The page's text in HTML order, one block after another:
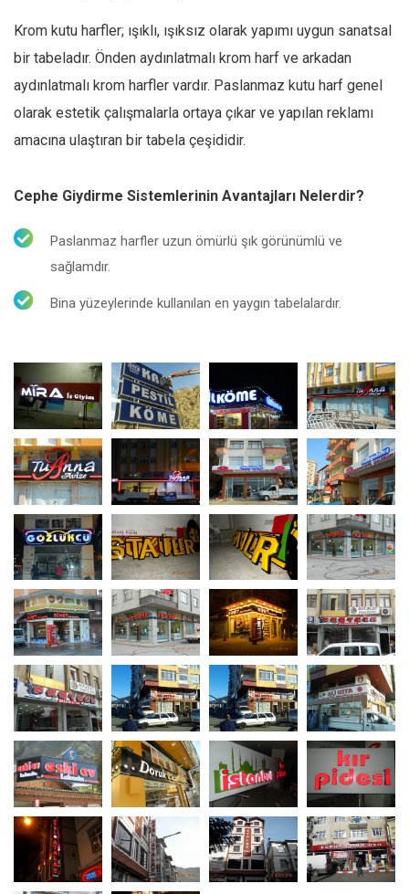
Krom kutu harfler; ışıklı, ışıksız olarak yapımı uygun sanatsal
bir tabeladır. Önden aydınlatmalı krom harf ve arkadan
aydınlatmalı krom harfler vardır. Paslanmaz kutu harf genel
olarak estetik çalışmalarla ortaya çıkar ve yapılan reklamı
amacına ulaştıran bir tabela çeşididir.
Cephe Giydirme Sistemlerinin Avantajları Nelerdir?
Paslanmaz harfler uzun ömürlü şık görünümlü ve
sağlamdır.
Bina yüzeylerinde kullanılan en yaygın tabelalardır.